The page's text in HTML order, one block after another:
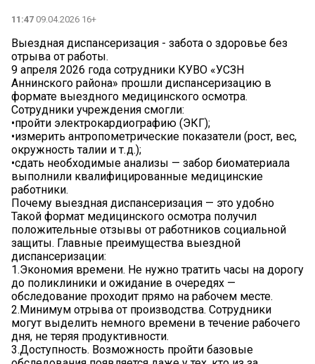
11:47 09.04.2026 16+
Выездная диспансеризация - забота о здоровье без
отрыва от работы.
9 апреля 2026 года сотрудники КУВО «УСЗН
Аннинского района» прошли диспансеризацию в
формате выездного медицинского осмотра.
Сотрудники учреждения смогли:
•пройти электрокардиографию (ЭКГ);
•измерить антропометрические показатели (рост, вес,
окружность талии и т. д.);
•сдать необходимые анализы — забор биоматериала
выполнили квалифицированные медицинские
работники.
Почему выездная диспансеризация — это удобно
Такой формат медицинского осмотра получил
положительные отзывы от работников социальной
защиты. Главные преимущества выездной
диспансеризации:
1.Экономия времени. Не нужно тратить часы на дорогу
до поликлиники и ожидание в очередях —
обследование проходит прямо на рабочем месте.
2.Минимум отрыва от производства. Сотрудники
могут выделить немного времени в течение рабочего
дня, не теряя продуктивности.
3.Доступность. Возможность пройти базовые